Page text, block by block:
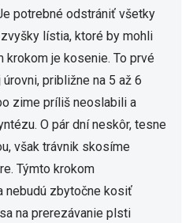
potrebné odstrániť všetky
lístia, ktoré by mohli
krokom je kosenie. To prvé
približne na 5 až 6
zime príliš neoslabili a
O pár dní neskôr, tesne
však trávnik skosíme
Týmto krokom
nebudú zbytočne kosiť
na prerezávanie plsti